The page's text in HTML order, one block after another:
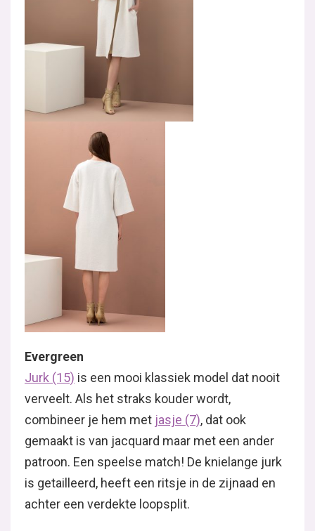
Evergreen
Jurk (15) is een mooi klassiek model dat nooit
verveelt. Als het straks kouder wordt,
combineer je hem met jasje (7), dat ook
gemaakt is van jacquard maar met een ander
patroon. Een speelse match! De knielange jurk
is getailleerd, heeft een ritsje in de zijnaad en
achter een verdekte loopsplit.